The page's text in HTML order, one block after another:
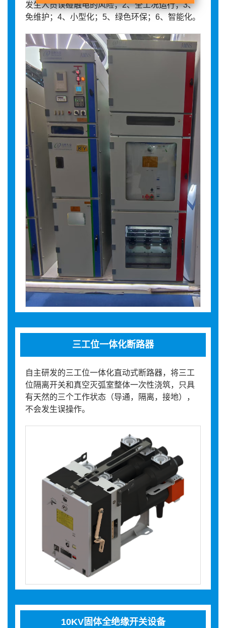
发生人员误碰触电的风险；2、全工况运行；3、
免维护；4、小型化；5、绿色环保；6、智能化。
三工位一体化断路器
自主研发的三工位一体化直动式断路器，将三工
位隔离开关和真空灭弧室整体一次性浇筑，只具
有天然的三个工作状态（导通，隔离，接地），
不会发生误操作。
10KV固体全绝缘开关设备